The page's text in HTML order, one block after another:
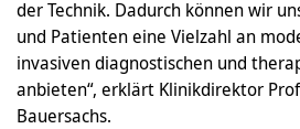
der Technik. Dadurch können wir
und Patienten eine Vielzahl an
invasiven diagnostischen und
anbieten“, erklärt Klinikdirektor
Bauersachs.